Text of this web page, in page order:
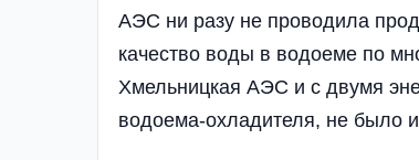
АЭС ни разу не проводила
качество воды в водоеме по
Хмельницкая АЭС и с двумя
водоема-охладителя, не было